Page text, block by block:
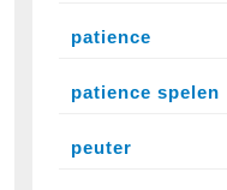
patience
patience spelen
peuter